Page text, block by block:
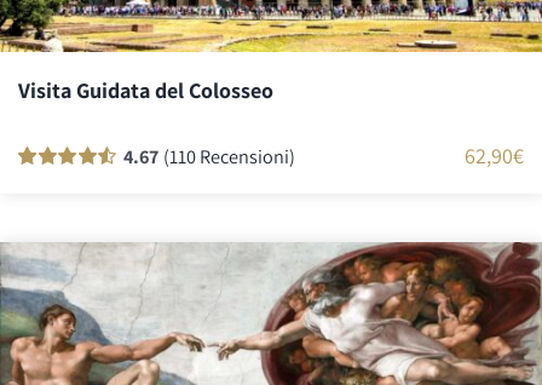
Visita Guidata del Colosseo
recensioni
4.67 (110 Recensioni) 62,90€